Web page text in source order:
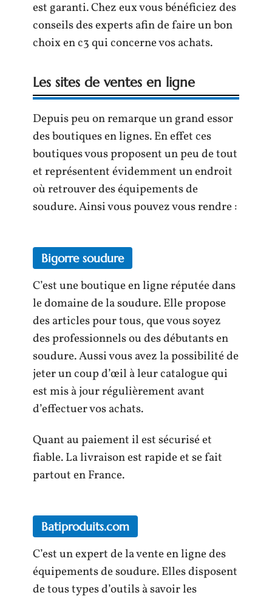
est garanti. Chez eux vous bénéficiez des
conseils des experts afin de faire un bon
choix en c3 qui concerne vos achats.
Les sites de ventes en ligne
Depuis peu on remarque un grand essor
des boutiques en lignes. En effet ces
boutiques vous proposent un peu de tout
et représentent évidemment un endroit
où retrouver des équipements de
soudure. Ainsi vous pouvez vous rendre :
Bigorre soudure
C’est une boutique en ligne réputée dans
le domaine de la soudure. Elle propose
des articles pour tous, que vous soyez
des professionnels ou des débutants en
soudure. Aussi vous avez la possibilité de
jeter un coup d’œil à leur catalogue qui
est mis à jour régulièrement avant
d’effectuer vos achats.
Quant au paiement il est sécurisé et
fiable. La livraison est rapide et se fait
partout en France.
Batiproduits.com
C’est un expert de la vente en ligne des
équipements de soudure. Elles disposent
de tous types d’outils à savoir les